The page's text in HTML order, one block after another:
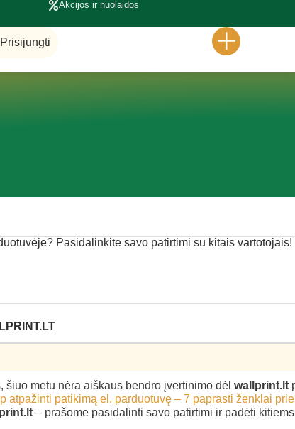
Akcijos ir nuolaidos
Prisijungti
Pasidalinkite savo patirtimi su kitais vartotojais!
metu nėra aiškaus bendro įvertinimo dėl wallprint.lt
atpažinti patikimą el. parduotuvę – 7 paprasti ženklai
– prašome pasidalinti savo patirtimi ir padėti